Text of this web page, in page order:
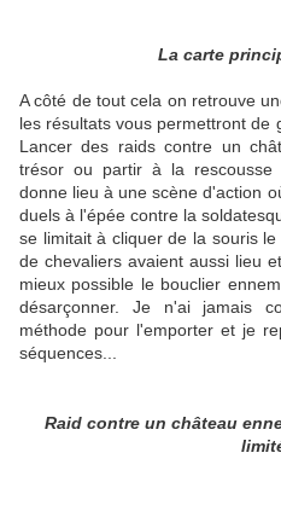
La carte
A côté de tout cela on retrouve
les résultats vous permettront de
Lancer des raids contre un
trésor ou partir à la rescousse
donne lieu à une scène d'action
duels à l'épée contre la
se limitait à cliquer de la souris
de chevaliers avaient aussi lieu
mieux possible le bouclier
désarçonner. Je n'ai jamais
méthode pour l'emporter et je
séquences...
Raid contre un château